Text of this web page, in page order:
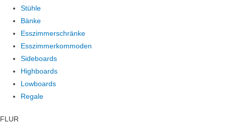
Stühle
Bänke
Esszimmerschränke
Esszimmerkommoden
Sideboards
Highboards
Lowboards
Regale
FLUR